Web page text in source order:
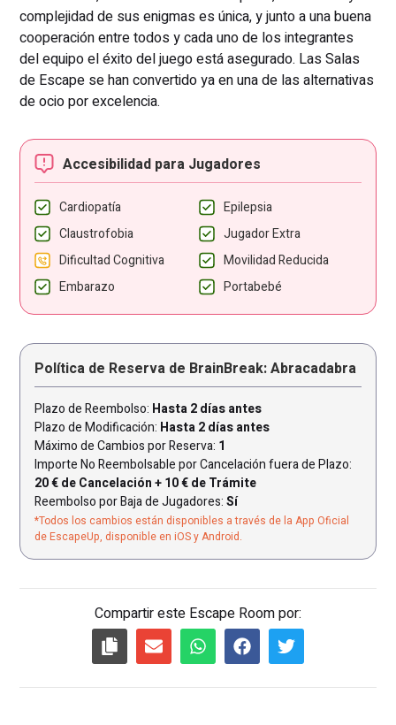
complejidad de sus enigmas es única, y junto a una buena
cooperación entre todos y cada uno de los integrantes
del equipo el éxito del juego está asegurado. Las Salas
de Escape se han convertido ya en una de las alternativas
de ocio por excelencia.
Accesibilidad para Jugadores
Cardiopatía
Epilepsia
Claustrofobia
Jugador Extra
Dificultad Cognitiva
Movilidad Reducida
Embarazo
Portabebé
Política de Reserva de BrainBreak: Abracadabra
Plazo de Reembolso: Hasta 2 días antes
Plazo de Modificación: Hasta 2 días antes
Máximo de Cambios por Reserva: 1
Importe No Reembolsable por Cancelación fuera de Plazo:
20 € de Cancelación + 10 € de Trámite
Reembolso por Baja de Jugadores: Sí
*Todos los cambios están disponibles a través de la App Oficial
de EscapeUp, disponible en iOS y Android.
Compartir este Escape Room por: